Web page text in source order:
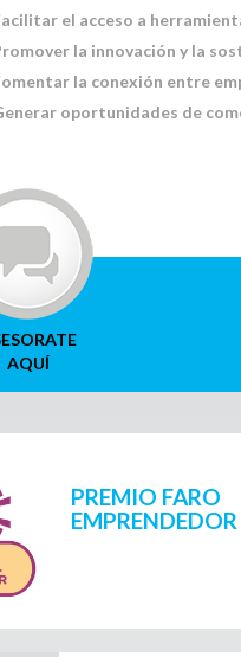
el acceso a
la innovación y la
la conexión entre
oportunidades de
AQUÍ
sección
PREMIO FARO
EMPRENDEDOR